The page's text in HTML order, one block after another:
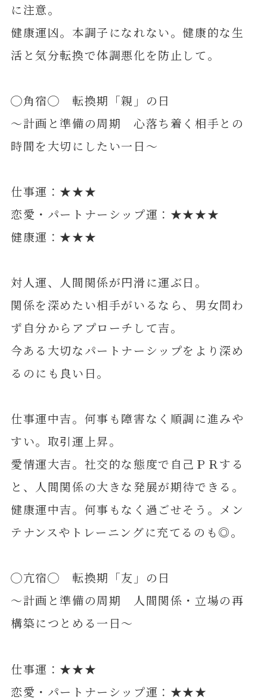
に注意。
健康運凶。本調子になれない。健康的な生
活と気分転換で体調悪化を防止して。
◯角宿◯ 転換期「親」の日
～計画と準備の周期 心落ち着く相手との
時間を大切にしたい一日～
仕事運：★★★
恋愛・パートナーシップ運：★★★★
健康運：★★★
対人運、人間関係が円滑に運ぶ日。
関係を深めたい相手がいるなら、男女問わ
ず自分からアプローチして吉。
今ある大切なパートナーシップをより深め
るのにも良い日。
仕事運中吉。何事も障害なく順調に進みや
すい。取引運上昇。
愛情運大吉。社交的な態度で自己ＰＲする
と、人間関係の大きな発展が期待できる。
健康運中吉。何事もなく過ごせそう。メン
テナンスやトレーニングに充てるのも◎。
◯亢宿◯ 転換期「友」の日
～計画と準備の周期 人間関係・立場の再
構築につとめる一日～
仕事運：★★★
恋愛・パートナーシップ運：★★★